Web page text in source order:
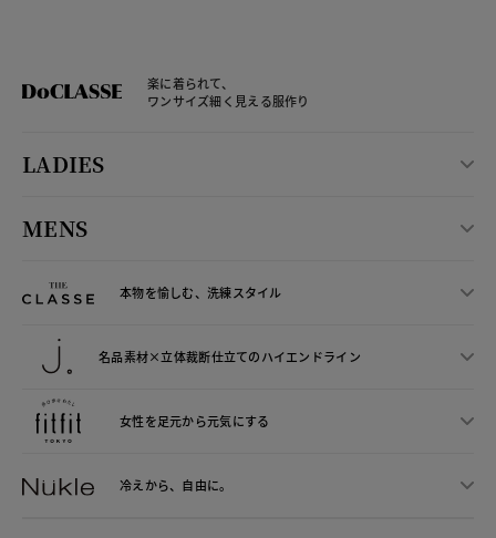
楽に着られて、
ワンサイズ細く見える服作り
LADIES
MENS
本物を愉しむ、洗練スタイル
名品素材×立体裁断仕立てのハイエンドライン
女性を足元から元気にする
冷えから、 自由に。